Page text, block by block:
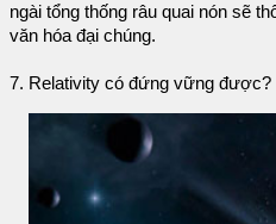
ngài tổng thống râu quai nón sẽ
văn hóa đại chúng.
7. Relativity có đứng vững được?